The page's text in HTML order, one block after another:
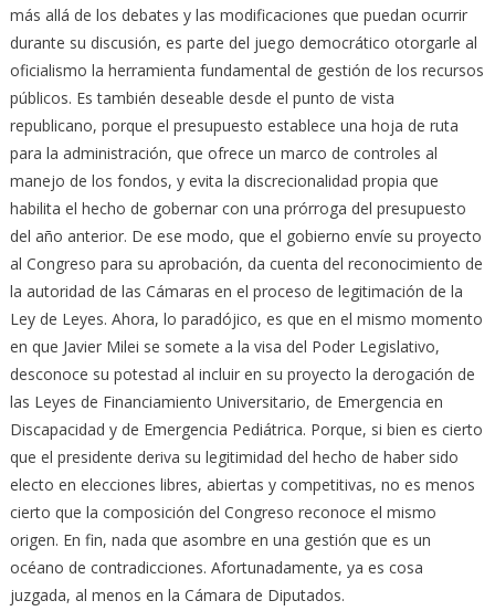
más allá de los debates y las modificaciones que puedan ocurrir
durante su discusión, es parte del juego democrático otorgarle al
oficialismo la herramienta fundamental de gestión de los recursos
públicos. Es también deseable desde el punto de vista
republicano, porque el presupuesto establece una hoja de ruta
para la administración, que ofrece un marco de controles al
manejo de los fondos, y evita la discrecionalidad propia que
habilita el hecho de gobernar con una prórroga del presupuesto
del año anterior. De ese modo, que el gobierno envíe su proyecto
al Congreso para su aprobación, da cuenta del reconocimiento de
la autoridad de las Cámaras en el proceso de legitimación de la
Ley de Leyes. Ahora, lo paradójico, es que en el mismo momento
en que Javier Milei se somete a la visa del Poder Legislativo,
desconoce su potestad al incluir en su proyecto la derogación de
las Leyes de Financiamiento Universitario, de Emergencia en
Discapacidad y de Emergencia Pediátrica. Porque, si bien es cierto
que el presidente deriva su legitimidad del hecho de haber sido
electo en elecciones libres, abiertas y competitivas, no es menos
cierto que la composición del Congreso reconoce el mismo
origen. En fin, nada que asombre en una gestión que es un
océano de contradicciones. Afortunadamente, ya es cosa
juzgada, al menos en la Cámara de Diputados.